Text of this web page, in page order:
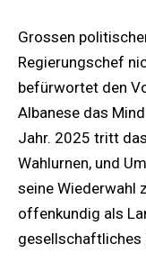
Grossen
Regierungschef
befürwortet den
Albanese das
Jahr. 2025 tritt
Wahlurnen, und
seine Wiederwahl
offenkundig als
gesellschaftliches